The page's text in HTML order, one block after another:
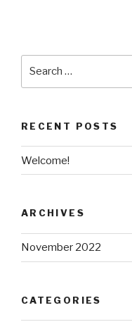
RECENT POSTS
Welcome!
ARCHIVES
November 2022
CATEGORIES